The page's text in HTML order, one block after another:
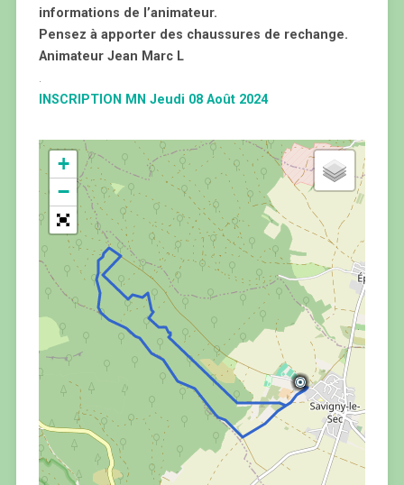
informations de l’animateur.
Pensez à apporter des chaussures de rechange.
Animateur Jean Marc L
.
INSCRIPTION MN Jeudi 08 Août 2024
+
−